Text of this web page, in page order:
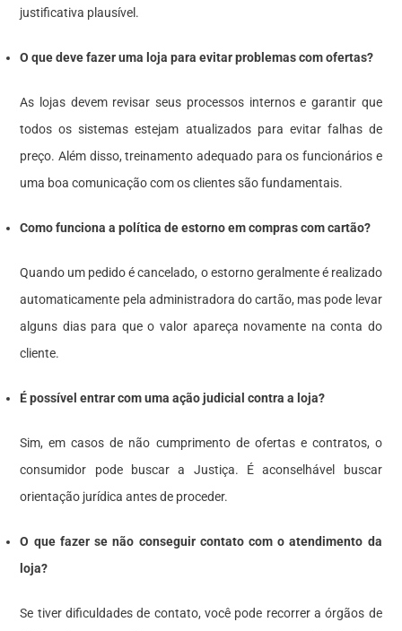
justificativa plausível.
O que deve fazer uma loja para evitar problemas com ofertas?
As lojas devem revisar seus processos internos e garantir que
todos os sistemas estejam atualizados para evitar falhas de
preço. Além disso, treinamento adequado para os funcionários e
uma boa comunicação com os clientes são fundamentais.
Como funciona a política de estorno em compras com cartão?
Quando um pedido é cancelado, o estorno geralmente é realizado
automaticamente pela administradora do cartão, mas pode levar
alguns dias para que o valor apareça novamente na conta do
cliente.
É possível entrar com uma ação judicial contra a loja?
Sim, em casos de não cumprimento de ofertas e contratos, o
consumidor pode buscar a Justiça. É aconselhável buscar
orientação jurídica antes de proceder.
O que fazer se não conseguir contato com o atendimento da
loja?
Se tiver dificuldades de contato, você pode recorrer a órgãos de